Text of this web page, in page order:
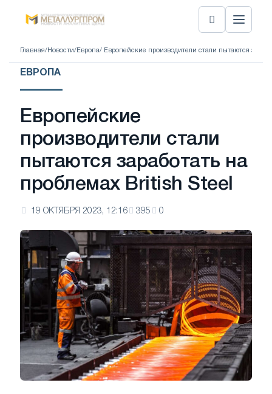
Главная/ Новости/ Европа/ Европейские производители стали пытаются
ЕВРОПА
Европейские
производители стали
пытаются заработать на
проблемах British Steel
19 ОКТЯБРЯ 2023, 12:16 395 0